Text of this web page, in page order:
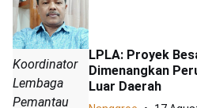
Koordinator
Lembaga
Pemantau
LPLA: Proyek
Dimenangkan
Luar Daerah